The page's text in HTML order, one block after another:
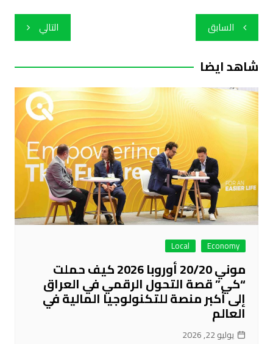
تصفّح
المقالات
السابق التالي
شاهد ايضا
Economy
Local
موني 20/20 أوروبا 2026 كيف حملت
“كي” قصة التحول الرقمي في العراق
إلى أكبر منصة للتكنولوجيا المالية في
العالم
يوليو 22, 2026